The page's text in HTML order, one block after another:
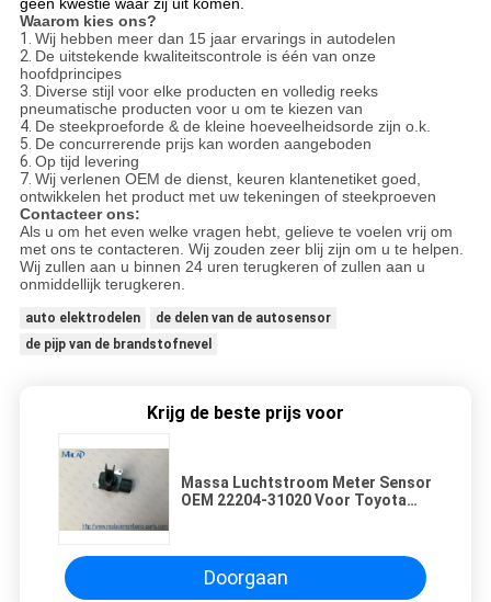
Waarom kies ons?
1. Wij hebben meer dan 15 jaar ervarings in autodelen
2. De uitstekende kwaliteitscontrole is één van onze
hoofdprincipes
3. Diverse stijl voor elke producten en volledig reeks
pneumatische producten voor u om te kiezen van
4. De steekproeforde & de kleine hoeveelheidsorde zijn o.k.
5. De concurrerende prijs kan worden aangeboden
6. Op tijd levering
7. Wij verlenen OEM de dienst, keuren klantenetiket goed,
ontwikkelen het product met uw tekeningen of steekproeven
Contacteer ons:
Als u om het even welke vragen hebt, gelieve te voelen vrij om
met ons te contacteren. Wij zouden zeer blij zijn om u te helpen.
Wij zullen aan u binnen 24 uren terugkeren of zullen aan u
onmiddellijk terugkeren.
auto elektrodelen
de delen van de autosensor
de pijp van de brandstofnevel
Krijg de beste prijs voor
Massa Luchtstroom Meter Sensor
OEM 22204-31020 Voor Toyota
Doorgaan